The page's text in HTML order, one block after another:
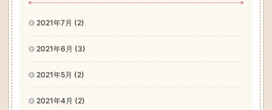
2021年7月 (2)
2021年6月 (3)
2021年5月 (2)
2021年4月 (2)